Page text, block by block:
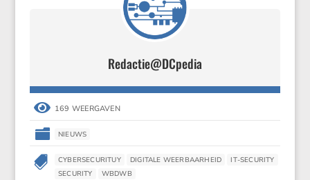
Redactie@DCpedia
 169 WEERGAVEN
 NIEUWS
 CYBERSECURITUY DIGITALE WEERBAARHEID
IT-SECURITY
SECURITY
WBDWB